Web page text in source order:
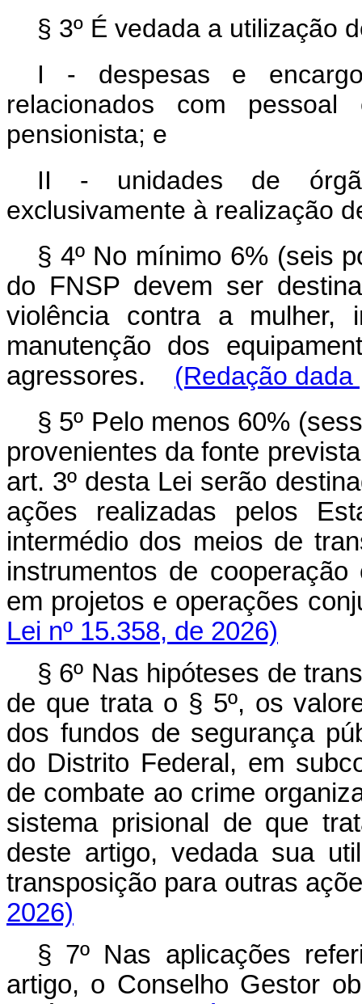
§ 3º É vedada a utilização
I - despesas e
relacionados com
pensionista; e
II - unidades de
exclusivamente à realização
§ 4º No mínimo 6% (seis
do FNSP devem ser
violência contra a mulher,
manutenção dos
agressores.
(Redação
§ 5º Pelo menos 60%
provenientes da fonte
art. 3º desta Lei serão
ações realizadas pelos
intermédio dos meios de
instrumentos de
em projetos e operações
Lei nº 15.358, de 2026)
§ 6º Nas hipóteses de
de que trata o § 5º, os
dos fundos de segurança
do Distrito Federal, em
de combate ao crime
sistema prisional de que
deste artigo, vedada sua
transposição para outras
2026)
§ 7º Nas aplicações
artigo, o Conselho Gestor